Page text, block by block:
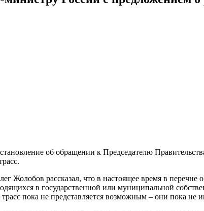
об обращении к Председателю
Жолобов рассказал, что в настоящее время в
в государственной или муниципальной
пока не представляется возможным – они пока не